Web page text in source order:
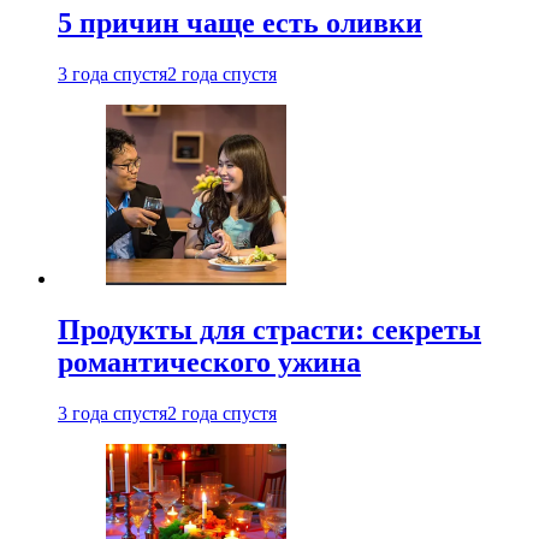
5 причин чаще есть оливки
3 года спустя2 года спустя
Продукты для страсти: секреты
романтического ужина
3 года спустя2 года спустя